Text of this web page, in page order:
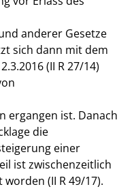
anderer Gesetze
sich dann mit dem
(II R 27/14)
ergangen ist. Danach
die
einer
ist zwischenzeitlich
(II R 49/17).